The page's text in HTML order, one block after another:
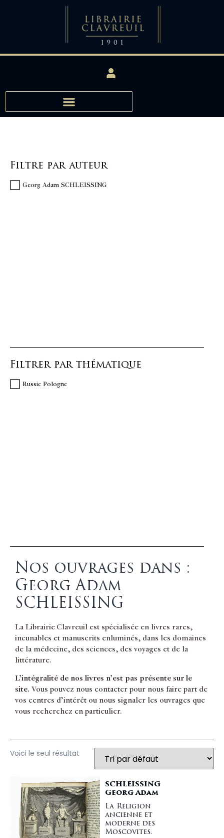
Filtre par auteur
Georg Adam SCHLEISSING
Filtrer par thématique
Russie Pologne
Nos ouvrages dans :
Georg Adam
SCHLEISSING
La Librairie Clavreuil est spécialisée en livres rares,
incunables et manuscrits enluminés, dans les domaines
de la médecine, des sciences, des voyages et de la
littérature.
L’intégralité de nos livres n’est pas présente sur le
site. Vous pouvez nous contacter pour nous faire part de
vos centres d’intérêt ou nous signaler les ouvrages que
vous recherchez en particulier.
Voici le seul résultat
SCHLEISSING
Georg Adam
La Religion
ancienne et
moderne des
Moscovites.